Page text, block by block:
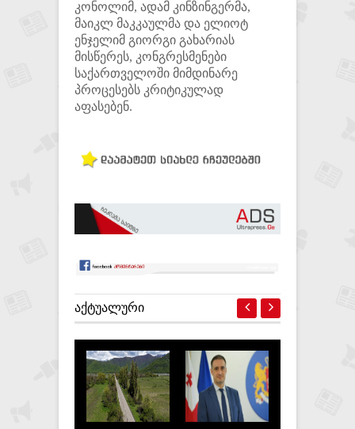
კონოლიმ, ადამ კინზინგერმა,
მაიკლ მაკკაულმა და ელიოტ
ენჯელიმ გიორგი გახარიას
მისწერეს, კონგრესმენები
საქართველოში მიმდინარე
პროცესებს კრიტიკულად
აფასებენ.
ᲐᲥᲢᲣᲐᲚᲣᲠᲘ